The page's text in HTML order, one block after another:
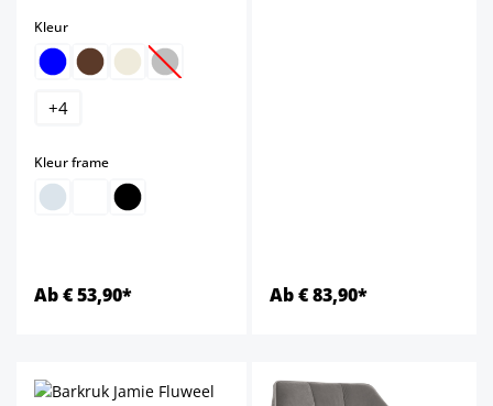
Kleurselect
(Deze optie is momenteel niet beschikbaar.)
+4
Kleur frameselect
Ab € 53,90* Ab € 83,90*